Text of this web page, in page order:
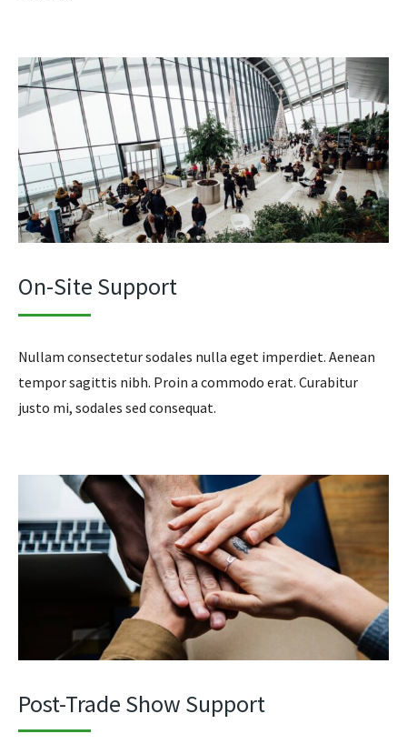
On-Site Support
Nullam consectetur sodales nulla eget imperdiet. Aenean
tempor sagittis nibh. Proin a commodo erat. Curabitur
justo mi, sodales sed consequat.
Post-Trade Show Support